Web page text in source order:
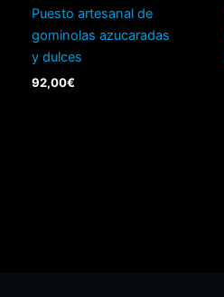
Puesto artesanal de
gominolas azucaradas
y dulces
92,00€